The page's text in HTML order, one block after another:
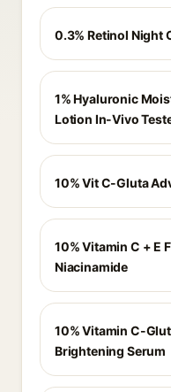
0.3% Retinol Night
1% Hyaluronic
Lotion In-Vivo
10% Vit C-Gluta
10% Vitamin C + E
Niacinamide
10% Vitamin C-
Brightening Serum